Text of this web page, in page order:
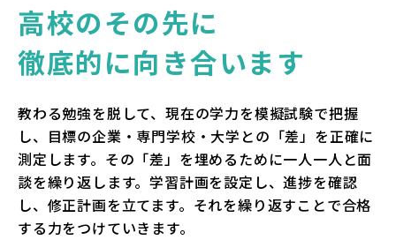
高校のその先に
徹底的に向き合います
教わる勉強を脱して、現在の学力を模擬試験で把握
し、目標の企業・専門学校・大学との「差」を正確に
測定します。その「差」を埋めるために一人一人と面
談を繰り返します。学習計画を設定し、進捗を確認
し、修正計画を立てます。それを繰り返すことで合格
する力をつけていきます。